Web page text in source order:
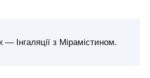
— Інгаляції з Мірамістином.